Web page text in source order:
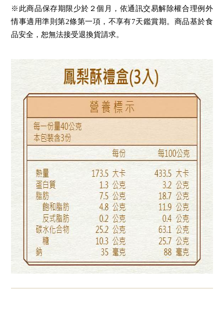
※此商品保存期限少於２個月，依通訊交易解除權合理例外
情事適用準則第2條第一項，不享有7天鑑賞期。商品基於食
品安全，恕無法接受退換貨請求。